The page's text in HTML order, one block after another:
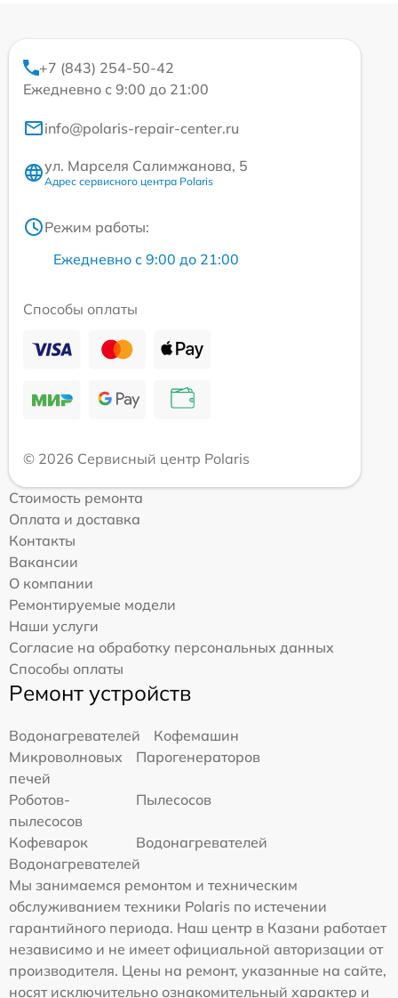
+7 (843) 254-50-42
Ежедневно с 9:00 до 21:00
info@polaris-repair-center.ru
ул. Марселя Салимжанова, 5
Адрес сервисного центра Polaris
Режим работы:
Ежедневно с 9:00 до 21:00
Способы оплаты
© 2026 Сервисный центр Polaris
Стоимость ремонта
Оплата и доставка
Контакты
Вакансии
О компании
Ремонтируемые модели
Наши услуги
Согласие на обработку персональных данных
Способы оплаты
Ремонт устройств
Водонагревателей
Кофемашин
Микроволновых
печей
Парогенераторов
Роботов-
пылесосов
Пылесосов
Кофеварок
Водонагревателей
Водонагревателей
Мы занимаемся ремонтом и техническим
обслуживанием техники Polaris по истечении
гарантийного периода. Наш центр в Казани работает
независимо и не имеет официальной авторизации от
производителя. Цены на ремонт, указанные на сайте,
носят исключительно ознакомительный характер и